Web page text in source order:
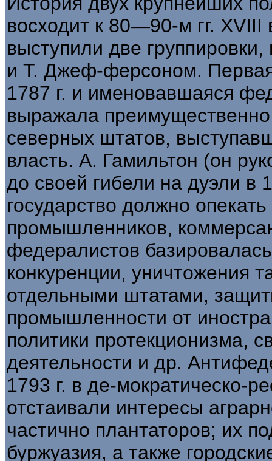
восходит к 80—90-м гг. XVIII
выступили две
и Т. Джеф-ферсоном.
1787 г. и именовавшаяся
выражала
северных штатов,
власть. А. Гамильтон (он
до своей гибели на дуэли в
государство должно
промышленников,
федералистов
конкуренции, уничтожения
отдельными штатами,
промышленности от
политики протекционизма,
деятельности и др.
1793 г. в де-мократическо-
отстаивали интересы
частично плантаторов; их
буржуазия, а также